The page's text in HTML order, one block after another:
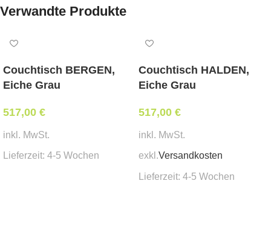
Kunstleder
Kategorien MST-600
Breite 56 cm, Tiefe 62 cm, Sitzhöhe 44 cm,
2 Stk.
Verwandte Produkte
Couchtisch BERGEN,
Eiche Grau
517,00 €
inkl. MwSt.
Lieferzeit: 4-5 Wochen
Couchtisch HALDEN,
Eiche Grau
517,00 €
inkl. MwSt.
exkl.Versandkosten
Lieferzeit: 4-5 Wochen